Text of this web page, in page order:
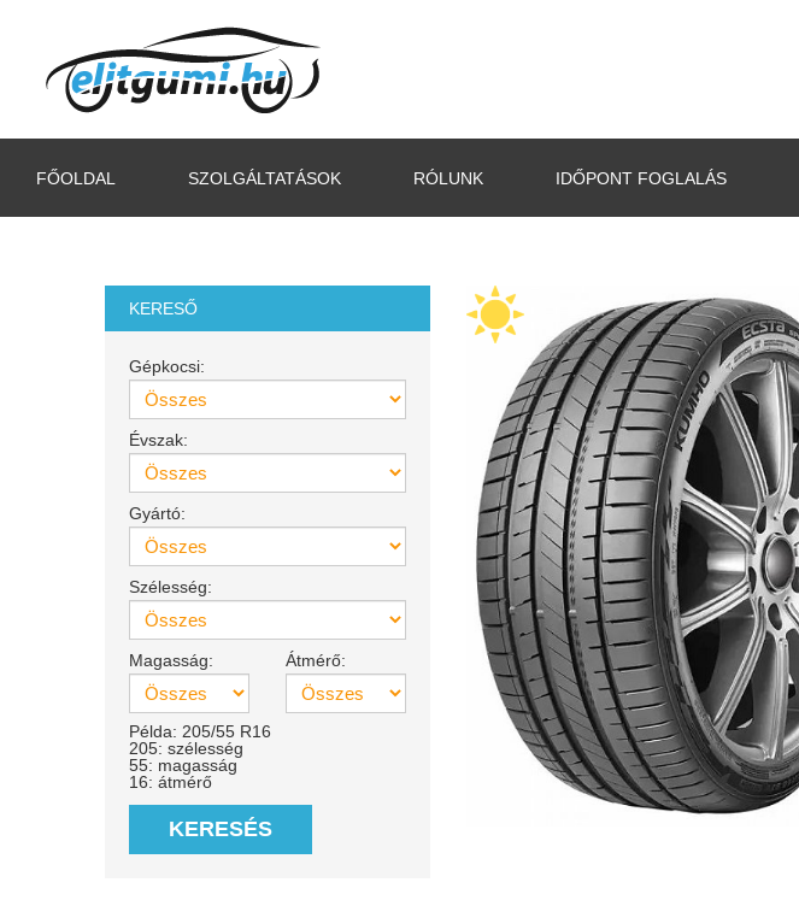
FŐOLDAL SZOLGÁLTATÁSOK RÓLUNK IDŐPONT FOGLALÁS
KERESŐ
Gépkocsi:
Évszak:
Gyártó:
Szélesség:
Magasság: Átmérő:
Példa: 205/55 R16
205: szélesség
55: magasság
16: átmérő
KERESÉS